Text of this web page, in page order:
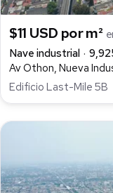
$11 USD por m²
Nave industrial
Av Othon, Nueva
Edificio Last-Mile 5B